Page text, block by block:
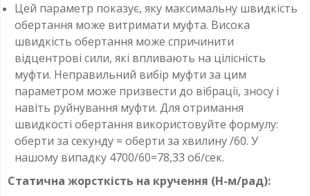
Цей параметр показує, яку максимальну швидкість
обертання може витримати муфта. Висока
швидкість обертання може спричинити
відцентрові сили, які впливають на цілісність
муфти. Неправильний вибір муфти за цим
параметром може призвести до вібрації, зносу і
навіть руйнування муфти. Для отримання
швидкості обертання використовуйте формулу:
оберти за секунду = оберти за хвилину /60. У
нашому випадку 4700/60=78,33 об/сек.
Статична жорсткість на кручення (Н-м/рад):